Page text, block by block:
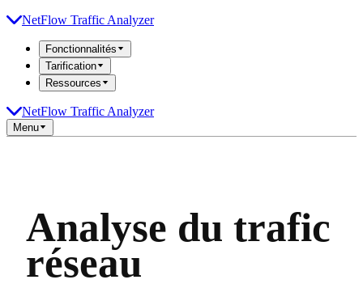
NetFlow Traffic Analyzer
Fonctionnalités
Tarification
Ressources
NetFlow Traffic Analyzer
Menu
Analyse du trafic
réseau